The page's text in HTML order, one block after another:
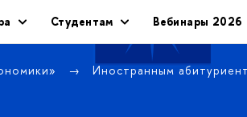
Студентам Вебинары 2026
Иностранным